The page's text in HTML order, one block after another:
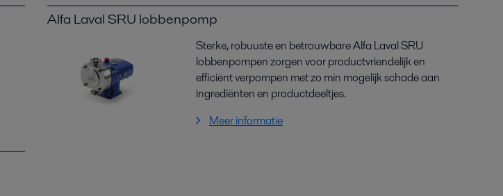
Alfa Laval SRU lobbenpomp
Sterke, robuuste en betrouwbare Alfa Laval SRU
lobbenpompen zorgen voor productvriendelijk en
efficiënt verpompen met zo min mogelijk schade aan
ingrediënten en productdeeltjes.
Meer informatie